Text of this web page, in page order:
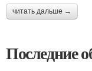
читать дальше →
Последние